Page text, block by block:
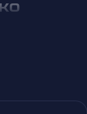
где-то в 2011
навыков привели